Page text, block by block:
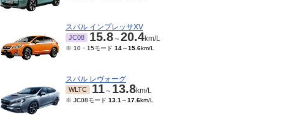
スバル インプレッサXV
JC08 15.8～20.4km/L
※ 10・15モード 14～15.6km/L
スバル レヴォーグ
WLTC 11～ 13.8km/L
※ JC08モード 13.1 ～17.6km/L